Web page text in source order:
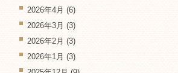
2026年4月 (6)
2026年3月 (3)
2026年2月 (3)
2026年1月 (3)